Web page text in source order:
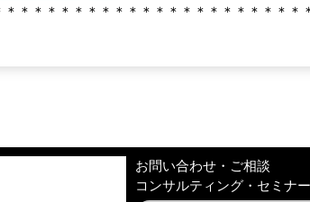
＊＊＊＊＊＊＊＊＊＊＊＊＊＊＊＊＊＊＊＊＊＊
お問い合わせ・ご相談
コンサルティング・セミナ